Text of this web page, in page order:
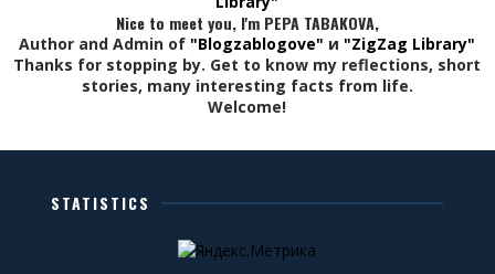
Nice to meet you, I'm PEPA TABAKOVA,
Author and Admin of "Blogzablogove" и "ZigZag Library"
Thanks for stopping by. Get to know my reflections, short
stories, many interesting facts from life.
Welcome!
STATISTICS